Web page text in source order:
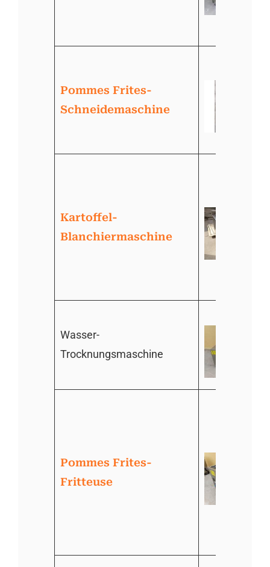
Pommes Frites-
Schneidemaschine
Kartoffel-
Blanchiermaschine
Wasser-
Trocknungsmaschine
Pommes Frites-
Fritteuse